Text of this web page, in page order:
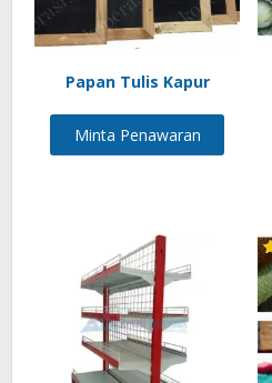
Papan Tulis Kapur
Minta Penawaran